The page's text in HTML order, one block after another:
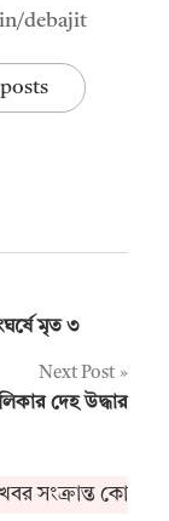
debajit
মৃত ৩
Next Post
দেহ উদ্ধার
সংক্রান্ত কোনও